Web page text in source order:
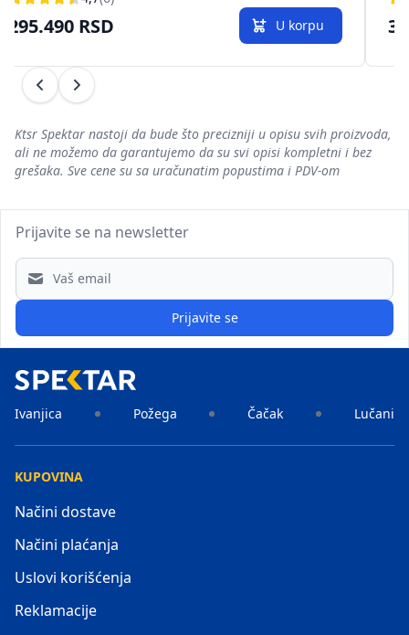
295.490 RSD U korpu
Prethodni
Sledeći
Ktsr Spektar nastoji da bude što precizniji u opisu svih proizvoda,
ali ne možemo da garantujemo da su svi opisi kompletni i bez
grešaka. Sve cene su sa uračunatim popustima i PDV-om
Prijavite se na newsletter
Email address
Prijavite se
Ivanjica Požega Čačak Lučani
KUPOVINA
Načini dostave
Načini plaćanja
Uslovi korišćenja
Reklamacije